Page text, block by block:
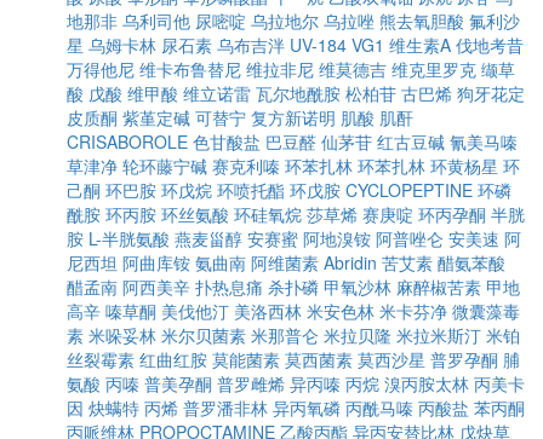
地那非 乌利司他 尿嘧啶 乌拉地尔 乌拉唑 熊去氧胆酸 氟利沙
星 乌姆卡林 尿石素 乌布吉泮 UV-184 VG1 维生素A 伐地考昔
万得他尼 维卡布鲁替尼 维拉非尼 维莫德吉 维克里罗克 缬草
酸 戊酸 维甲酸 维立诺雷 瓦尔地酰胺 松柏苷 古巴烯 狗牙花定
皮质酮 紫堇定碱 可替宁 复方新诺明 肌酸 肌酐
CRISABOROLE 色甘酸盐 巴豆醛 仙茅苷 红古豆碱 氰美马嗪
草津净 轮环藤宁碱 赛克利嗪 环苯扎林 环苯扎林 环黄杨星 环
己酮 环巴胺 环戊烷 环喷托酯 环戊胺 CYCLOPEPTINE 环磷
酰胺 环丙胺 环丝氨酸 环硅氧烷 莎草烯 赛庚啶 环丙孕酮 半胱
胺 L-半胱氨酸 燕麦甾醇 安赛蜜 阿地溴铵 阿普唑仑 安美速 阿
尼西坦 阿曲库铵 氨曲南 阿维菌素 Abridin 苦艾素 醋氨苯酸
醋孟南 阿西美辛 扑热息痛 杀扑磷 甲氧沙林 麻醉椒苦素 甲地
高辛 嗪草酮 美伐他汀 美洛西林 米安色林 米卡芬净 微囊藻毒
素 米哚妥林 米尔贝菌素 米那普仑 米拉贝隆 米拉米斯汀 米铂
丝裂霉素 红曲红胺 莫能菌素 莫西菌素 莫西沙星 普罗孕酮 脯
氨酸 丙嗪 普美孕酮 普罗雌烯 异丙嗪 丙烷 溴丙胺太林 丙美卡
因 炔螨特 丙烯 普罗潘非林 异丙氧磷 丙酰马嗪 丙酸盐 苯丙酮
丙哌维林 PROPOCTAMINE 乙酸丙酯 异丙安替比林 戊炔草